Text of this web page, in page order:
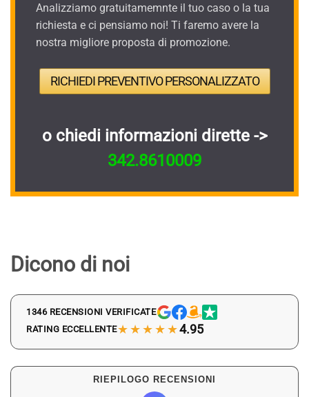
Analizziamo gratuitamemnte il tuo caso o la tua
richiesta e ci pensiamo noi! Ti faremo avere la
nostra migliore proposta di promozione.
RICHIEDI PREVENTIVO PERSONALIZZATO
o chiedi informazioni dirette ->
342.8610009
Dicono di noi
1346 RECENSIONI VERIFICATE
RATING ECCELLENTE★★★★★4.95
RIEPILOGO RECENSIONI